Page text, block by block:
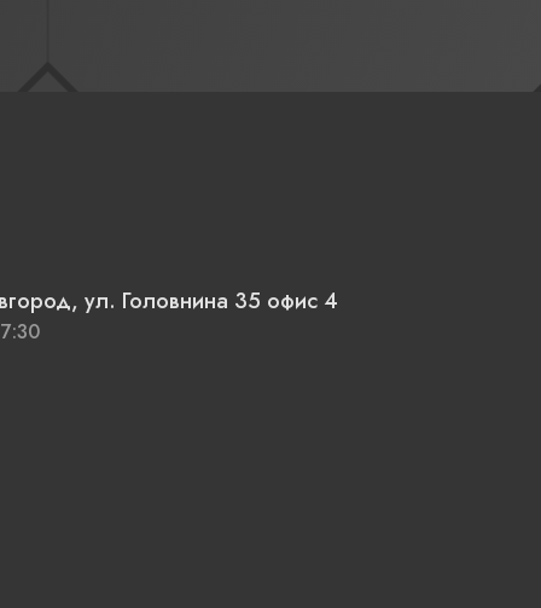
ул. Головнина 35 офис 4